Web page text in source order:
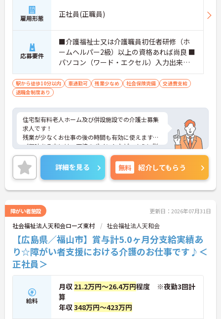
雇用形態 正社員(正職員)
応募要件
■介護福祉士又は介護職員初任者研修（ホ
ームヘルパー2級）以上の資格あれば尚良 ■
パソコン（ワード・エクセル）入力出来る
方 ■普通自動車運転免許（AT限定可）
駅から徒歩10分以内 車通勤可 残業少なめ 社会保険完備
交通費支給
退職金制度あり
住宅型有料老人ホーム及び併設施設での介護士募集
求人です！
残業が少なくお仕事の後の時間も有効に使えます！
ご興味ある方には、面接のポイントなど、さらに詳
細をお話致しますのでお気軽にご相談ください。
詳細を見る 無料 紹介してもらう
障がい者施設 更新日：2026年07月31日
社会福祉法人天和会ローズ東村 社会福祉法人天和会
【広島県／福山市】賞与計5.0ヶ月分支給実績あ
り☆障がい者支援における介護のお仕事です♪＜
正社員＞
給料
月収 21.2万円～26.4万円程度 ※夜勤3回計
算
年収348万円～423万円